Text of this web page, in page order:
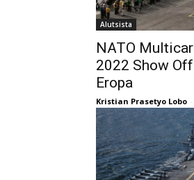
Alutsista
NATO
2022 Show
Eropa
Kristian Prasetyo Lobo -